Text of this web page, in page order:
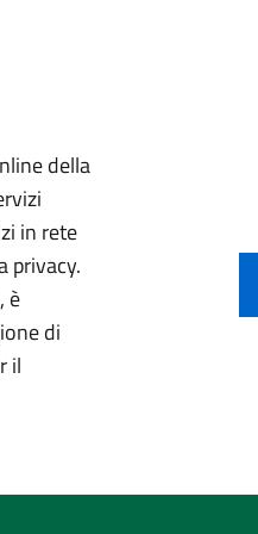
della
in rete
privacy.
è
di
il